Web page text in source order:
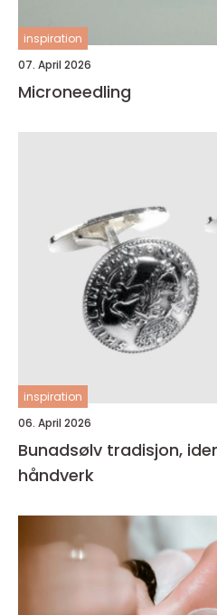
inspiration
07. April 2026
Microneedling
inspiration
06. April 2026
Bunadsølv tradisjon, identitet og levende
håndverk